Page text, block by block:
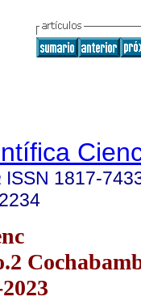
ISSN 1817-